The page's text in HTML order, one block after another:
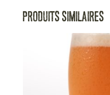
PRODUITS SIMILAIRES